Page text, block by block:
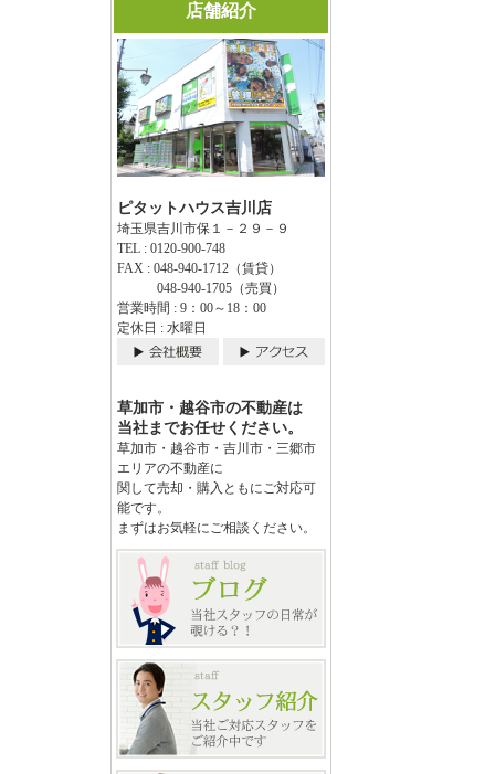
店舗紹介
ピタットハウス吉川店
埼玉県吉川市保１－２９－９
TEL : 0120-900-748
FAX : 048-940-1712（賃貸）
048-940-1705（売買）
営業時間 : 9：00～18：00
定休日 : 水曜日
草加市・越谷市の不動産は
当社までお任せください。
草加市・越谷市・吉川市・三郷市
エリアの不動産に
関して売却・購入ともにご対応可
能です。
まずはお気軽にご相談ください。